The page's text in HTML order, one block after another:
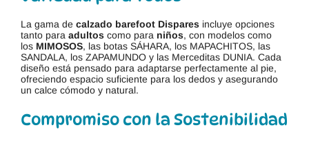
La gama de calzado barefoot Dispares incluye opciones
tanto para adultos como para niños, con modelos como
los MIMOSOS, las botas SÁHARA, los MAPACHITOS, las
SANDALA, los ZAPAMUNDO y las Merceditas DUNIA. Cada
diseño está pensado para adaptarse perfectamente al pie,
ofreciendo espacio suficiente para los dedos y asegurando
un calce cómodo y natural.
Compromiso con la Sostenibilidad